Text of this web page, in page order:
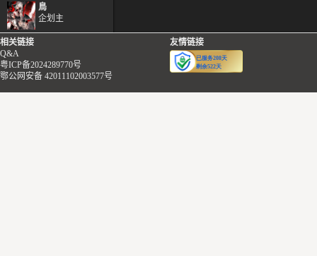
鳥
企划主
相关链接
Q&A
粤ICP备2024289770号
鄂公网安备 42011102003577号
友情链接